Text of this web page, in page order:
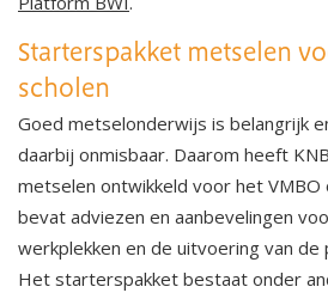
Starterspakket metselen
scholen
Goed metselonderwijs is belangrijk
daarbij onmisbaar. Daarom heeft
metselen ontwikkeld voor het
bevat adviezen en aanbevelingen
werkplekken en de uitvoering van de
Het starterspakket bestaat onder